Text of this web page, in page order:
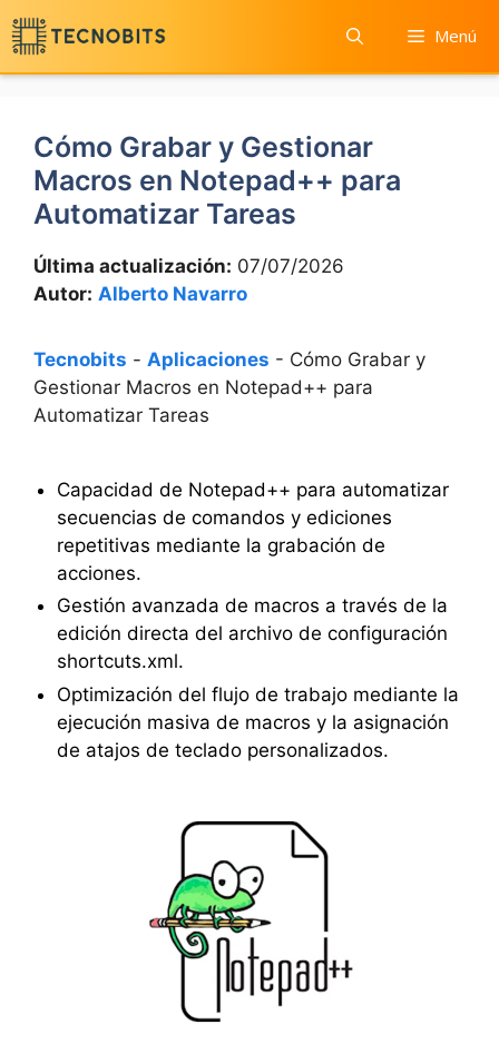
Saltar
al
contenido
Menú
Cómo Grabar y Gestionar
Macros en Notepad++ para
Automatizar Tareas
Última actualización: 07/07/2026
Autor: Alberto Navarro
Tecnobits - Aplicaciones - Cómo Grabar y
Gestionar Macros en Notepad++ para
Automatizar Tareas
Capacidad de Notepad++ para automatizar
secuencias de comandos y ediciones
repetitivas mediante la grabación de
acciones.
Gestión avanzada de macros a través de la
edición directa del archivo de configuración
shortcuts.xml.
Optimización del flujo de trabajo mediante la
ejecución masiva de macros y la asignación
de atajos de teclado personalizados.